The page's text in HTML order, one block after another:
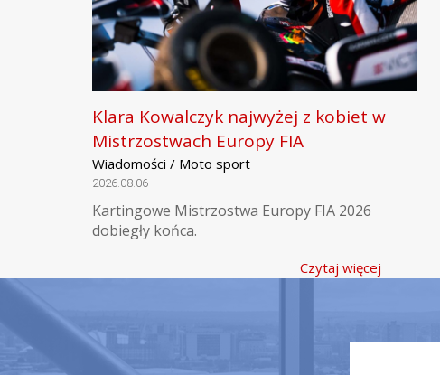
Klara Kowalczyk najwyżej z kobiet w
Mistrzostwach Europy FIA
Wiadomości / Moto sport
2026.08.06
Kartingowe Mistrzostwa Europy FIA 2026
dobiegły końca.
Czytaj więcej